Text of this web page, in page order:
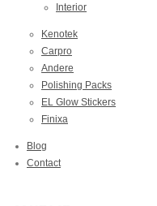
Interior
Kenotek
Carpro
Andere
Polishing Packs
EL Glow Stickers
Finixa
Blog
Contact